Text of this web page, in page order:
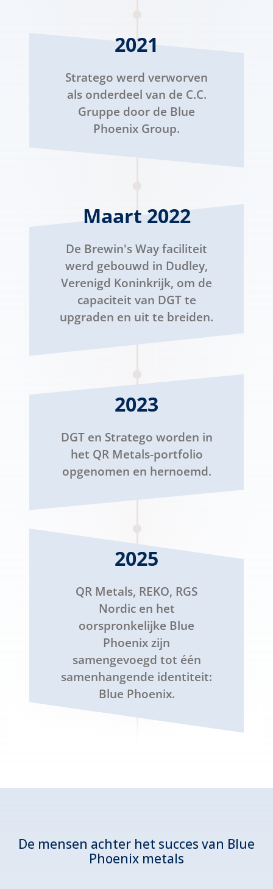
2021
Stratego werd verworven
als onderdeel van de C.C.
Gruppe door de Blue
Phoenix Group.
Maart 2022
De Brewin's Way faciliteit
werd gebouwd in Dudley,
Verenigd Koninkrijk, om de
capaciteit van DGT te
upgraden en uit te breiden.
2023
DGT en Stratego worden in
het QR Metals-portfolio
opgenomen en hernoemd.
2025
QR Metals, REKO, RGS
Nordic en het
oorspronkelijke Blue
Phoenix zijn
samengevoegd tot één
samenhangende identiteit:
Blue Phoenix.
De mensen achter het succes van Blue
Phoenix metals